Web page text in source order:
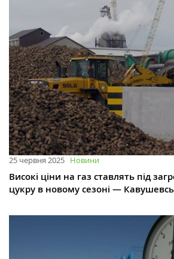
25 червня 2025 Новини
Високі ціни на газ ставлять під
цукру в новому сезоні —